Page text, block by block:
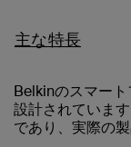
主な特長
Belkinのスマー
設計されていま
であり、実際の